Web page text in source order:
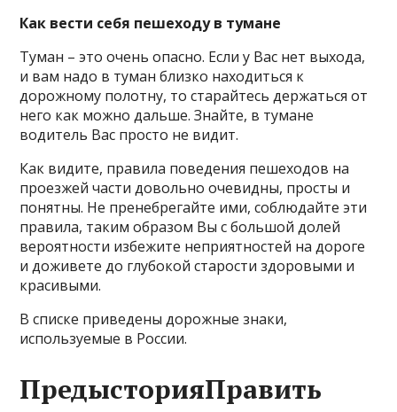
Как вести себя пешеходу в тумане
Туман – это очень опасно. Если у Вас нет выхода,
и вам надо в туман близко находиться к
дорожному полотну, то старайтесь держаться от
него как можно дальше. Знайте, в тумане
водитель Вас просто не видит.
Как видите, правила поведения пешеходов на
проезжей части довольно очевидны, просты и
понятны. Не пренебрегайте ими, соблюдайте эти
правила, таким образом Вы с большой долей
вероятности избежите неприятностей на дороге
и доживете до глубокой старости здоровыми и
красивыми.
В списке приведеныдорожные знаки,
используемые в России.
ПредысторияПравить